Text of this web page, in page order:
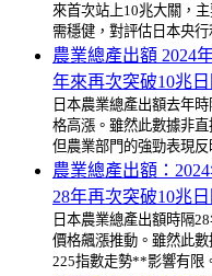
來首次站上10兆大關，
需穩健，對評估日本央
農業總產出額 2024
年來再次突破10兆
日本農業總產出額去年
格高漲。雖然此數據非
但農業部門的強勁表現
農業總產出額：
28年再次突破10兆日
日本農業總產出額時隔
價格飆漲推動。雖然此
225指數走勢**影響有限